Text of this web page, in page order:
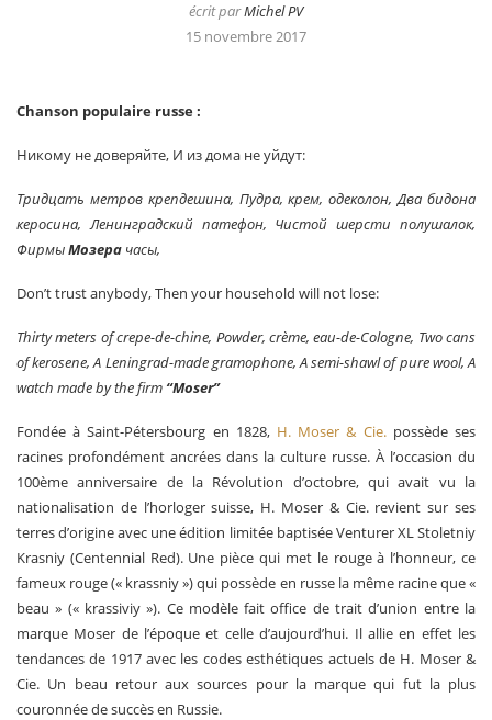
écrit parMichel PV
15 novembre 2017
Chanson populaire russe :
Никому не доверяйте, И из дома не уйдут:
Тридцать метров крепдешина, Пудра, крем, одеколон, Два бидона
керосина, Ленинградский патефон, Чистой шерсти полушалок,
ФирмыМозера часы,
Don’t trust anybody, Then your household will not lose:
Thirty meters of crepe-de-chine, Powder, crème, eau-de-Cologne, Two cans
of kerosene, A Leningrad-made gramophone, A semi-shawl of pure wool, A
watch made by the firm “Moser”
Fondée à Saint-Pétersbourg en 1828, H. Moser & Cie.possède ses
racines profondément ancrées dans la culture russe. À l’occasion du
100ème anniversaire de la Révolution d’octobre, qui avait vu la
nationalisation de l’horloger suisse, H. Moser & Cie. revient sur ses
terres d’origine avec une édition limitée baptisée Venturer XL Stoletniy
Krasniy (Centennial Red). Une pièce qui met le rouge à l’honneur, ce
fameux rouge (« krassniy ») qui possède en russe la même racine que «
beau » (« krassiviy »). Ce modèle fait office de trait d’union entre la
marque Moser de l’époque et celle d’aujourd’hui. Il allie en effet les
tendances de 1917 avec les codes esthétiques actuels de H. Moser &
Cie. Un beau retour aux sources pour la marque qui fut la plus
couronnée de succès en Russie.